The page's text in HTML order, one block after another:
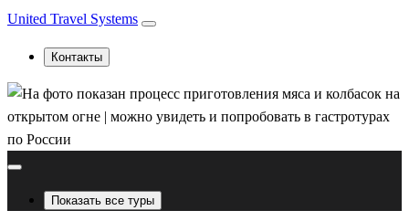
United Travel Systems
Контакты
Показать все туры